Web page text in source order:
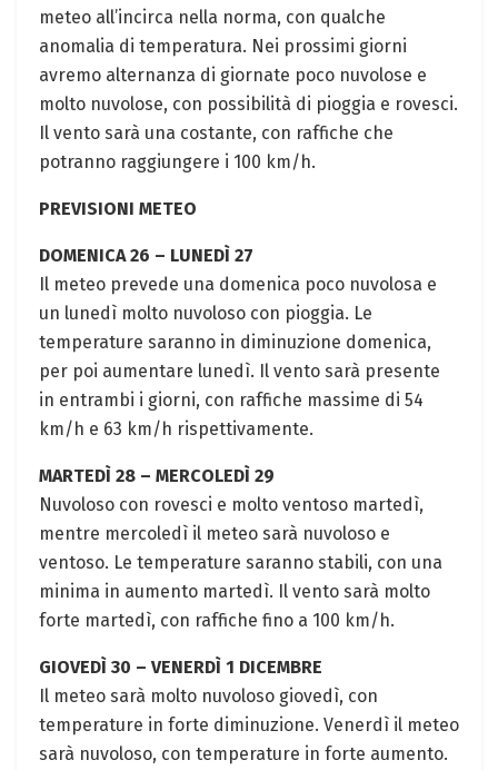
meteo all’incirca nella norma, con qualche
anomalia di temperatura. Nei prossimi giorni
avremo alternanza di giornate poco nuvolose e
molto nuvolose, con possibilità di pioggia e rovesci.
Il vento sarà una costante, con raffiche che
potranno raggiungere i 100 km/h.
PREVISIONI METEO
DOMENICA 26 – LUNEDÌ 27
Il meteo prevede una domenica poco nuvolosa e
un lunedì molto nuvoloso con pioggia. Le
temperature saranno in diminuzione domenica,
per poi aumentare lunedì. Il vento sarà presente
in entrambi i giorni, con raffiche massime di 54
km/h e 63 km/h rispettivamente.
MARTEDÌ 28 – MERCOLEDÌ 29
Nuvoloso con rovesci e molto ventoso martedì,
mentre mercoledì il meteo sarà nuvoloso e
ventoso. Le temperature saranno stabili, con una
minima in aumento martedì. Il vento sarà molto
forte martedì, con raffiche fino a 100 km/h.
GIOVEDÌ 30 – VENERDÌ 1 DICEMBRE
Il meteo sarà molto nuvoloso giovedì, con
temperature in forte diminuzione. Venerdì il meteo
sarà nuvoloso, con temperature in forte aumento.